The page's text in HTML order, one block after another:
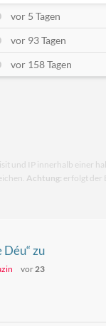
vor 5 Tagen
vor 93 Tagen
vor 158 Tagen
und IP innerhalb einer
Achtung: erfolgt der
zu
vor 23